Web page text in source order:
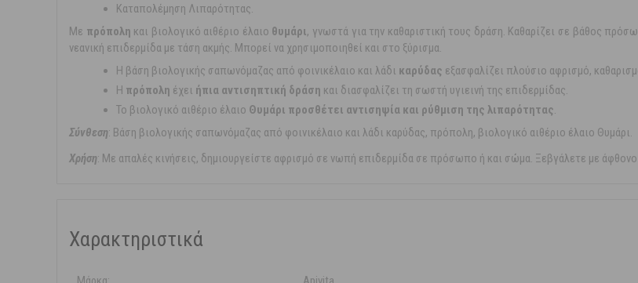
Καταπολέμηση Λιπαρότητας.
Με πρόπολη και βιολογικό αιθέριο έλαιο θυμάρι, γνωστά για την καθαριστική τους δράση. Καθαρίζει σε βάθος
νεανική επιδερμίδα με τάση ακμής. Μπορεί να χρησιμοποιηθεί και στο ξύρισμα.
Η βάση βιολογικής σαπωνόμαζας από φοινικέλαιο και λάδι καρύδας εξασφαλίζει πλούσιο αφρισμό,
Η πρόπολη έχει ήπια αντισηπτική δράση και διασφαλίζει τη σωστή υγιεινή της επιδερμίδας.
To βιολογικό αιθέριο έλαιο Θυμάρι προσθέτει αντισηψία και ρύθμιση της λιπαρότητας.
Σύνθεση: Βάση βιολογικής σαπωνόμαζας από φοινικέλαιο και λάδι καρύδας, πρόπολη, βιολογικό αιθέριο έλαιο Θυμάρι.
Χρήση: Με απαλές κινήσεις, δημιουργείστε αφρισμό σε νωπή επιδερμίδα σε πρόσωπο ή και σώμα. Ξεβγάλετε με άφθονο
Χαρακτηριστικά